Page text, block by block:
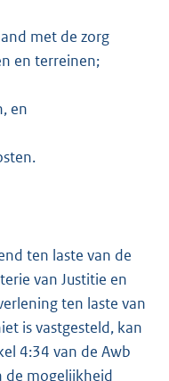
met de zorg
en terreinen;
en
ten laste van de
van Justitie en
ten laste van
is vastgesteld, kan
4:34 van de Awb
de mogelijkheid